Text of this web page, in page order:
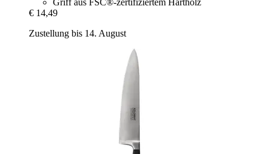
€ 14,49
Zustellung bis 14. August